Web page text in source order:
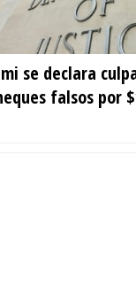
se declara
falsos por